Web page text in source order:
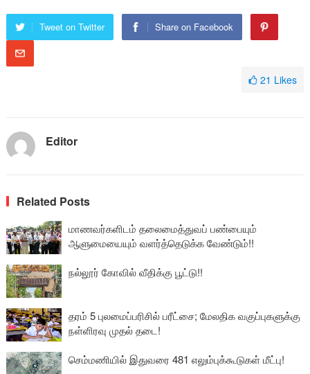
Tweet on Twitter Share on Facebook
21 Likes
Editor
Related Posts
மாணவர்களிடம் தலைமைத்துவப் பண்பையும்
ஆளுமையையும் வளர்த்தெடுக்க வேண்டும்!!
நல்லூர் கோவில் வீதிக்கு பூட்டு!!
தரம் 5 புலமைப்பரிசில் பரீட்சை; மேலதிக வகுப்புகளுக்கு
நள்ளிரவு முதல் தடை!
செம்மணியில் இதுவரை 481 எலும்புக்கூடுகள் மீட்பு!